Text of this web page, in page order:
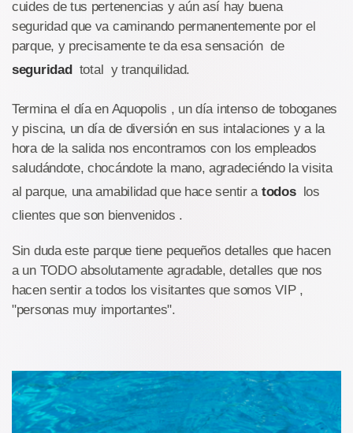
cuides de tus pertenencias y aún así hay buena
seguridad que va caminando permanentemente por el
parque, y precisamente te da esa sensación de
seguridad total y tranquilidad.
Termina el día en Aquopolis , un día intenso de toboganes
y piscina, un día de diversión en sus intalaciones y a la
hora de la salida nos encontramos con los empleados
saludándote, chocándote la mano, agradeciéndo la visita
al parque, una amabilidad que hace sentir a todos los
clientes que son bienvenidos .
Sin duda este parque tiene pequeños detalles que hacen
a un TODO absolutamente agradable, detalles que nos
hacen sentir a todos los visitantes que somos VIP ,
"personas muy importantes".